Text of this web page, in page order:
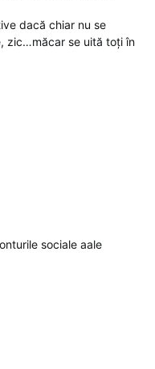
dacă chiar nu se
zic…măcar se uită toți în
sociale aale